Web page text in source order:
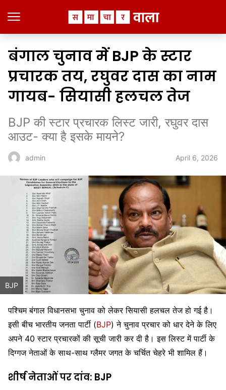
बंगाल चुनाव में BJP के स्टार
प्रचारक तय, रघुवर दास का नाम
गायब- सियासी हलचल तेज
BJP की स्टार प्रचारक लिस्ट जारी, रघुवर दास
आउट- क्या है इसके मायने?
admin April 6, 2026
BJP
पश्चिम बंगाल विधानसभा चुनाव को लेकर सियासी हलचल तेज हो गई है।
इसी बीच भारतीय जनता पार्टी (BJP) ने चुनाव प्रचार को धार देने के लिए
अपने 40 स्टार प्रचारकों की सूची जारी कर दी है। इस लिस्ट में पार्टी के
दिग्गज नेताओं के साथ-साथ ग्लैमर जगत के चर्चित चेहरे भी शामिल हैं।
शीर्ष नेताओं पर दांव: BJP